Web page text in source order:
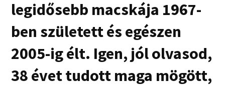
legidősebb macskája 1967-
ben született és egészen
2005-ig élt. Igen, jól olvasod,
38 évet tudott maga mögött,